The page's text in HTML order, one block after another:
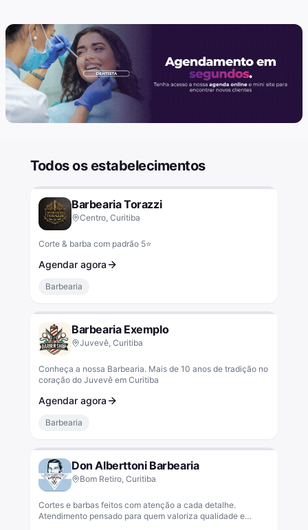
Todos os estabelecimentos
Barbearia Torazzi
Centro, Curitiba
Corte & barba com padrão 5⭐
Agendar agora
Barbearia
Barbearia Exemplo
Juvevê, Curitiba
Conheça a nossa Barbearia. Mais de 10 anos de tradição no
coração do Juvevê em Curitiba
Agendar agora
Barbearia
Don Alberttoni Barbearia
Bom Retiro, Curitiba
Cortes e barbas feitos com atenção a cada detalhe.
Atendimento pensado para quem valoriza qualidade e